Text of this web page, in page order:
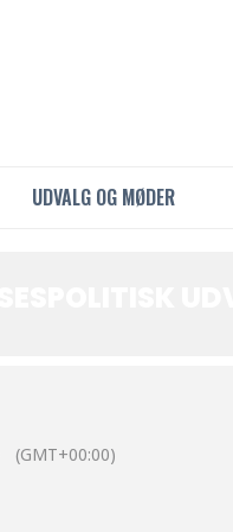
UDVALG OG MØDER
(GMT+00:00)